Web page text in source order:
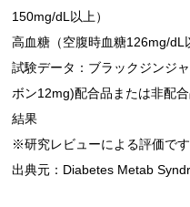
150mg/dL以上）
高血糖（空腹時血糖126mg/dL
試験データ：ブラックジンジ
ボン12mg)配合品または非配
結果
※研究レビューによる評価です
出典元：Diabetes Metab